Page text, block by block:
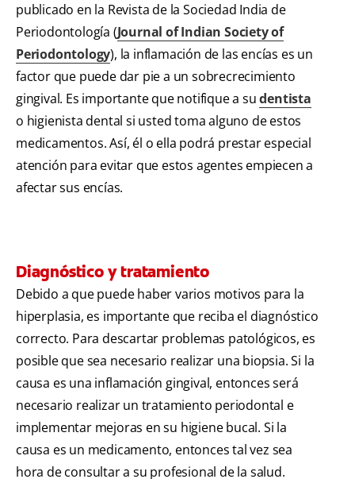
publicado en la Revista de la Sociedad India de
Periodontología (Journal of Indian Society of
Periodontology), la inflamación de las encías es un
factor que puede dar pie a un sobrecrecimiento
gingival. Es importante que notifique a sudentista
o higienista dental si usted toma alguno de estos
medicamentos. Así, él o ella podrá prestar especial
atención para evitar que estos agentes empiecen a
afectar sus encías.
Diagnóstico y tratamiento
Debido a que puede haber varios motivos para la
hiperplasia, es importante que reciba el diagnóstico
correcto. Para descartar problemas patológicos, es
posible que sea necesario realizar una biopsia. Si la
causa es una inflamación gingival, entonces será
necesario realizar un tratamiento periodontal e
implementar mejoras en su higiene bucal. Si la
causa es un medicamento, entonces tal vez sea
hora de consultar a su profesional de la salud.